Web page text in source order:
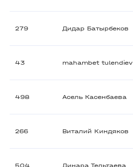
279 Дидар Батырбеков
43 mahambet tulendiev
498 Асель Касенбаева
266 Виталий Киндяков
504 Динара Тельтаева